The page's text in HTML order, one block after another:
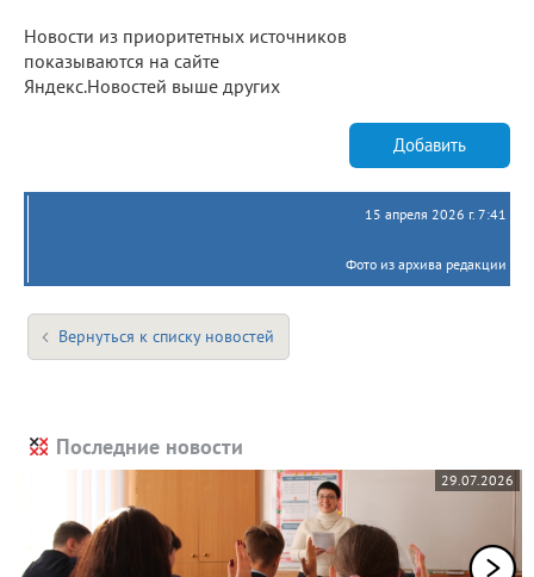
Новости из приоритетных источников
показываются на сайте
Яндекс.Новостей выше других
Добавить
15 апреля 2026 г. 7:41
Фото из архива редакции
Вернуться к списку новостей
Последние новости
29.07.2026